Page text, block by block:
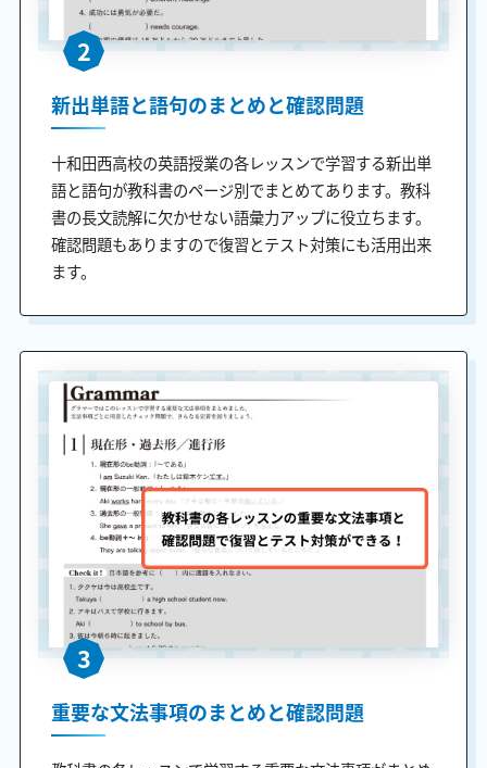
2
新出単語と語句のまとめと確認問題
十和田西高校の英語授業の各レッスンで学習する新出単
語と語句が教科書のページ別でまとめてあります。教科
書の長文読解に欠かせない語彙力アップに役立ちます。
確認問題もありますので復習とテスト対策にも活用出来
ます。
3
重要な文法事項のまとめと確認問題